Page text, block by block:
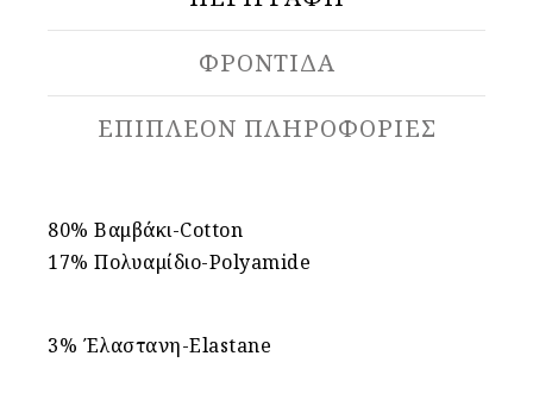
ΦΡΟΝΤΙΔΑ
ΕΠΙΠΛΈΟΝ ΠΛΗΡΟΦΟΡΊΕΣ
80% Βαμβάκι-Cotton
17% Πολυαμίδιο-Polyamide
3% Έλαστανη-Elastane